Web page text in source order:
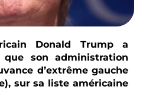
Donald Trump a
que son administration
d’extrême gauche
sur sa liste américaine